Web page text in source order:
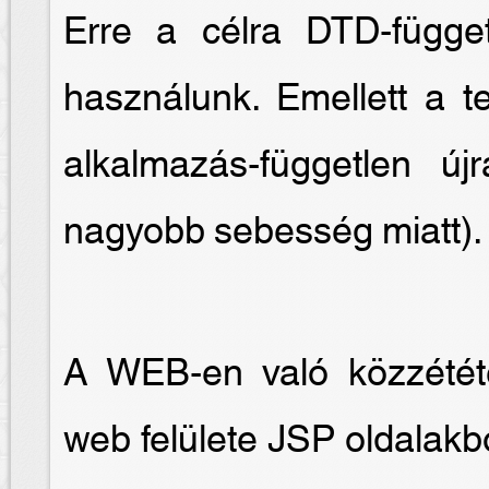
Erre a célra DTD-
használunk. Emellett a
alkalmazás-független
nagyobb sebesség miatt).
A WEB-en való
web felülete JSP